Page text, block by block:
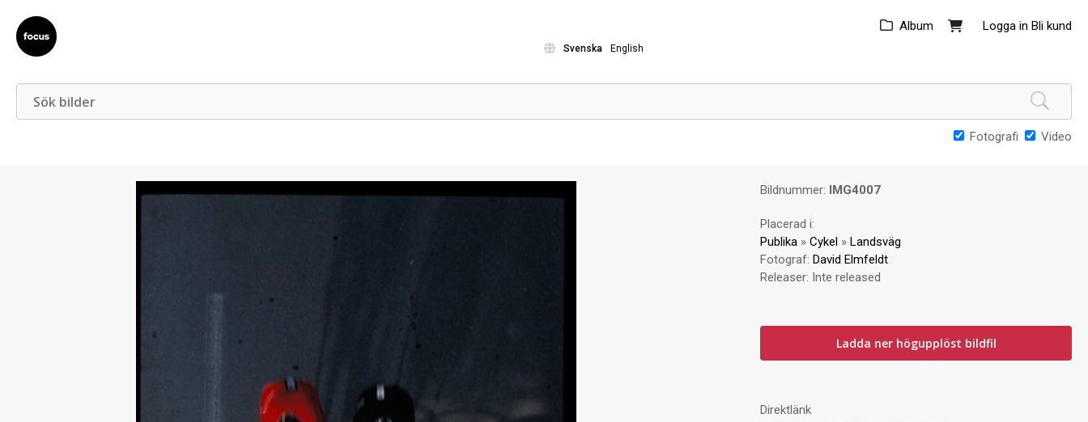
Logga in Bli kund
Album
Svenska English
Fotografi Video
Bildnummer: IMG4007
Placerad i:
Publika »Cykel »Landsväg
Fotograf:David Elmfeldt
Releaser: Inte released
Ladda ner högupplöst bildfil
Direktlänk